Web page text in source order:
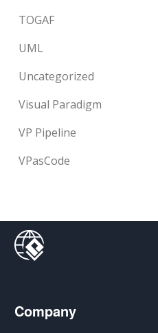
TOGAF
UML
Uncategorized
Visual Paradigm
VP Pipeline
VPasCode
Company